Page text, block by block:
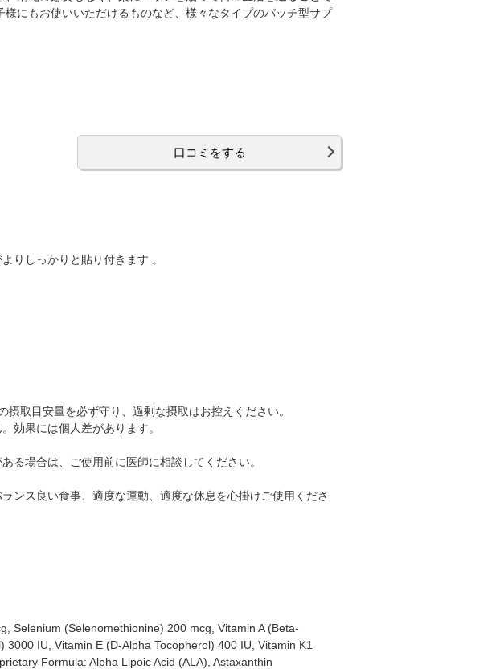
にもお使いいただけるものなど、様々なタイプのパッチ型サプ
口コミをする
りしっかりと貼り付きます 。
取目安量を必ず守り、過剰な摂取はお控えください。
効果には個人差があります。
る場合は、ご使用前に医師に相談してください。
ンス良い食事、適度な運動、適度な休息を心掛けご使用くださ
Selenium (Selenomethionine) 200 mcg, Vitamin A (Beta-
IU, Vitamin E (D-Alpha Tocopherol) 400 IU, Vitamin K1
Formula: Alpha Lipoic Acid (ALA), Astaxanthin